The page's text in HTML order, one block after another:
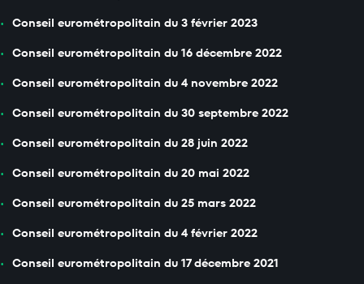
Conseil eurométropolitain du 3 février 2023
Conseil eurométropolitain du 16 décembre 2022
Conseil eurométropolitain du 4 novembre 2022
Conseil eurométropolitain du 30 septembre 2022
Conseil eurométropolitain du 28 juin 2022
Conseil eurométropolitain du 20 mai 2022
Conseil eurométropolitain du 25 mars 2022
Conseil eurométropolitain du 4 février 2022
Conseil eurométropolitain du 17 décembre 2021